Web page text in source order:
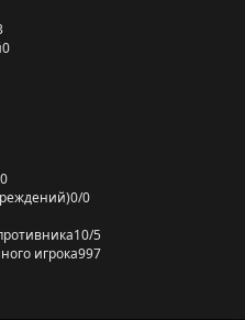
0
0/0
10/5
игрока997